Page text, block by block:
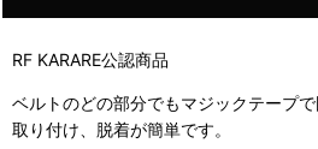
RF KARARE公認商品
ベルトのどの部分でもマジックテープで
取り付け、脱着が簡単です。